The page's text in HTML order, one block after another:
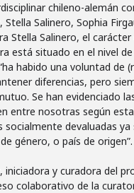
chileno-alemán
Stella Salinero, Sophia
Stella Salinero, el
está situado en el nivel
habido una voluntad de
diferencias, pero
Se han evidenciado
entre nosotras según
socialmente devaluadas ya
género, o país de origen”.
iniciadora y curadora del
colaborativo de la